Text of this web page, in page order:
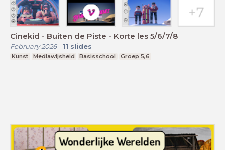
Cinekid - Buiten de Piste - Korte les 5/6/7/8
February 2026- 11 slides
Kunst Mediawijsheid Basisschool Groep 5,6